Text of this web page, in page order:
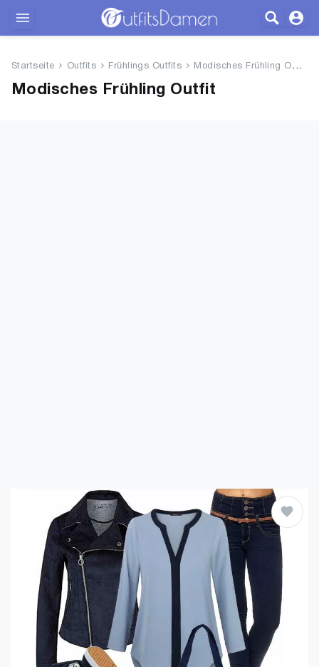
Bekleidung
Startseite Outfits Frühlings Outfits Modisches Frühling Outfit
Modisches Frühling Outfit